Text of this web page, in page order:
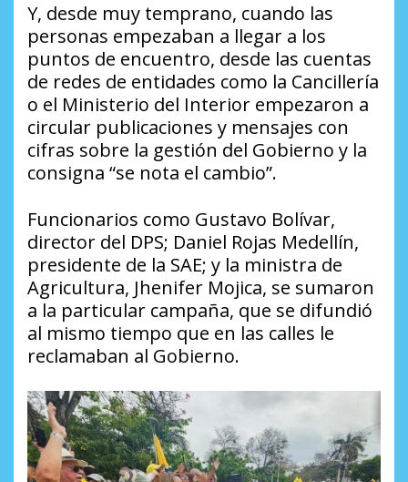
Y, desde muy temprano, cuando las
personas empezaban a llegar a los
puntos de encuentro, desde las cuentas
de redes de entidades como la Cancillería
o el Ministerio del Interior empezaron a
circular publicaciones y mensajes con
cifras sobre la gestión del Gobierno y la
consigna “se nota el cambio”.
Funcionarios como Gustavo Bolívar,
director del DPS; Daniel Rojas Medellín,
presidente de la SAE; y la ministra de
Agricultura, Jhenifer Mojica, se sumaron
a la particular campaña, que se difundió
al mismo tiempo que en las calles le
reclamaban al Gobierno.